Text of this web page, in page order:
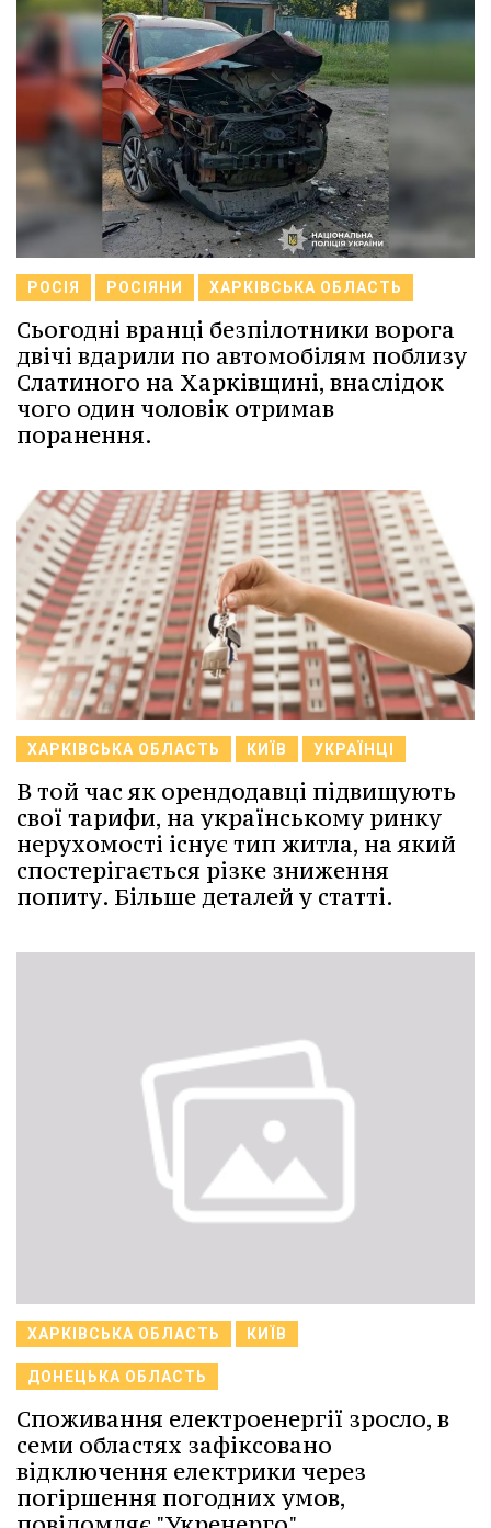
РОСІЯ РОСІЯНИ ХАРКІВСЬКА ОБЛАСТЬ
Сьогодні вранці безпілотники ворога
двічі вдарили по автомобілям поблизу
Слатиного на Харківщині, внаслідок
чого один чоловік отримав
поранення.
ХАРКІВСЬКА ОБЛАСТЬ КИЇВ УКРАЇНЦІ
В той час як орендодавці підвищують
свої тарифи, на українському ринку
нерухомості існує тип житла, на який
спостерігається різке зниження
попиту. Більше деталей у статті.
ХАРКІВСЬКА ОБЛАСТЬ КИЇВ
ДОНЕЦЬКА ОБЛАСТЬ
Споживання електроенергії зросло, в
семи областях зафіксовано
відключення електрики через
погіршення погодних умов,